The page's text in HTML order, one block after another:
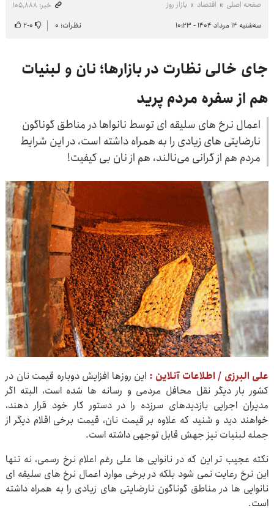
صفحه اصلی اقتصاد بازار روز
خبر: ۱۰۵٬۸۸۸
سه‌شنبه ۱۴ مرداد ۱۴۰۴ - ۱۰:۲۳
نظرات: ۰ ۰-۲
جای خالی نظارت در بازارها؛ نان و لبنیات
هم از سفره مردم پرید
اعمال نرخ های سلیقه ای توسط نانواها در مناطق گوناگون
نارضایتی های زیادی را به همراه داشته است، در این شرایط
مردم هم از گرانی می‌نالند، هم از نان بی ‌کیفیت!
علی البرزی / اطلاعات آنلاین : این روزها افزایش دوباره قیمت نان در
کشور بار دیگر نقل محافل مردمی و رسانه ها شده است، البته اگر
مدیران اجرایی بازدیدهای سرزده را در دستور کار خود قرار دهند،
خواهند دید و شنید که علاوه بر قیمت نان، قیمت برخی اقلام دیگر از
جمله لبنیات نیز جهش قابل توجهی داشته است.
نکته عجیب تر این که در نانوایی ها علی رغم اعلام نرخ رسمی، نه تنها
این نرخ رعایت نمی شود بلکه در برخی موارد اعمال نرخ های سلیقه ای
نانوایی ها در مناطق گوناگون نارضایتی های زیادی را به همراه داشته
است.